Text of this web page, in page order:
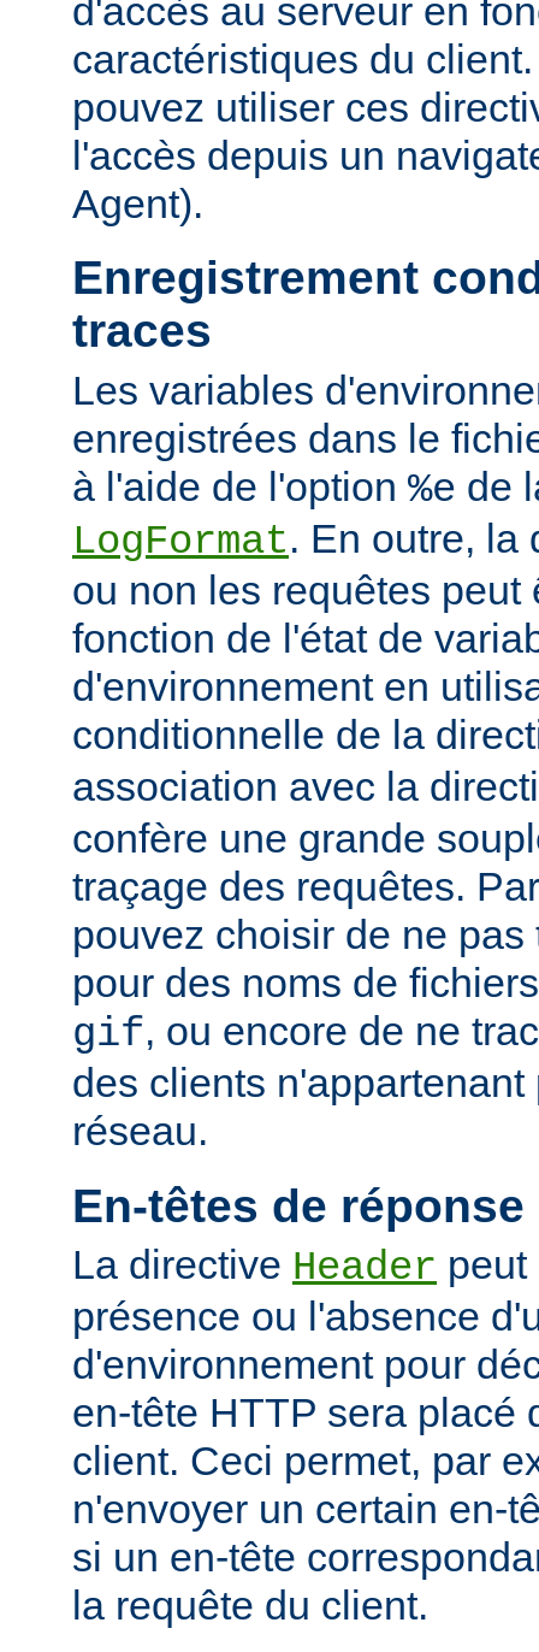
d'accès au serveur en
caractéristiques du
pouvez utiliser ces
l'accès depuis un
Agent).
Enregistrement
traces
Les variables
enregistrées dans le
à l'aide de l'option %e de
LogFormat. En outre, la
ou non les requêtes peut
fonction de l'état de
d'environnement en
conditionnelle de la
association avec la
confère une grande
traçage des requêtes.
pouvez choisir de ne
pour des noms de
gif, ou encore de ne
des clients
réseau.
En-têtes de
La directive Header peut
présence ou l'absence
d'environnement pour
en-tête HTTP sera placé
client. Ceci permet, par
n'envoyer un certain en-
si un en-tête
la requête du client.